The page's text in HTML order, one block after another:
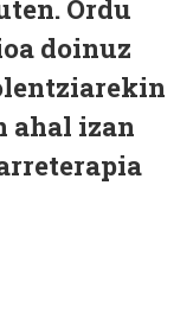
Ordu
doinuz
ahal izan